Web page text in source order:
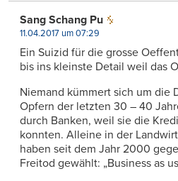
Sang Schang Pu
11.04.2017 um 07:29
Ein Suizid für die grosse
bis ins kleinste Detail weil das
Niemand kümmert sich um die
Opfern der letzten 30 – 40
durch Banken, weil sie die
konnten. Alleine in der
haben seit dem Jahr 2000
Freitod gewählt: „Business as